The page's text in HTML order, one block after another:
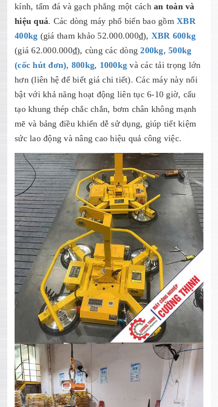
kính, tấm đá và gạch phẳng một cách an toàn và
hiệu quả. Các dòng máy phổ biến bao gồm XBR
400kg (giá tham khảo 52.000.000₫), XBR 600kg
(giá 62.000.000₫), cùng các dòng200kg, 500kg
(cốc hút đơn), 800kg, 1000kg và các tải trọng lớn
hơn (liên hệ để biết giá chi tiết). Các máy này nổi
bật với khả năng hoạt động liên tục 6-10 giờ, cấu
tạo khung thép chắc chắn, bơm chân không mạnh
mẽ và bảng điều khiển dễ sử dụng, giúp tiết kiệm
sức lao động và nâng cao hiệu quả công việc.